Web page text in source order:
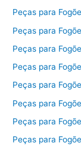
Peças para
Peças para
Peças para
Peças para
Peças para
Peças para
Peças para
Peças para